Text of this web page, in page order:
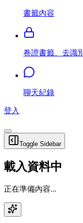
書籤內容
卷證書籤、去識
聊天紀錄
登入
Toggle Sidebar
載入資料中
正在準備內容...